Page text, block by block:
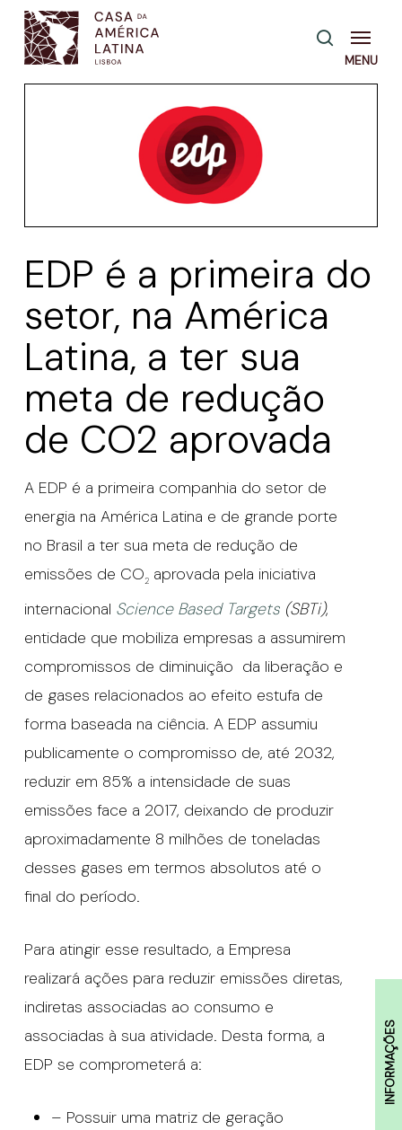
Skip
main
INFORMAÇÕES
pesquisa
Menu
EDP é a primeira do
setor, na América
Latina, a ter sua
meta de redução
de CO2 aprovada
A EDP é a primeira companhia do setor de
energia na América Latina e de grande porte
no Brasil a ter sua meta de redução de
emissões de CO2aprovada pela iniciativa
internacional Science Based Targets(SBTi),
entidade que mobiliza empresas a assumirem
compromissos de diminuição da liberação e
de gases relacionados ao efeito estufa de
forma baseada na ciência. A EDP assumiu
publicamente o compromisso de, até 2032,
reduzir em 85% a intensidade de suas
emissões face a 2017, deixando de produzir
aproximadamente 8 milhões de toneladas
desses gases em termos absolutos até o
final do período.
Para atingir esse resultado, a Empresa
realizará ações para reduzir emissões diretas,
indiretas associadas ao consumo e
associadas à sua atividade. Desta forma, a
EDP se comprometerá a:
– Possuir uma matriz de geração